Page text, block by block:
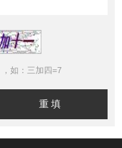
如：三加四=7